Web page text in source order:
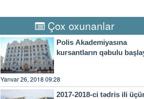
çıxış edərək ölkənin
Çox oxunanlar
Polis Akademiyasına
kursantların qəbulu
Yanvar 26, 2018 09:28
2017-2018-ci tədris ili